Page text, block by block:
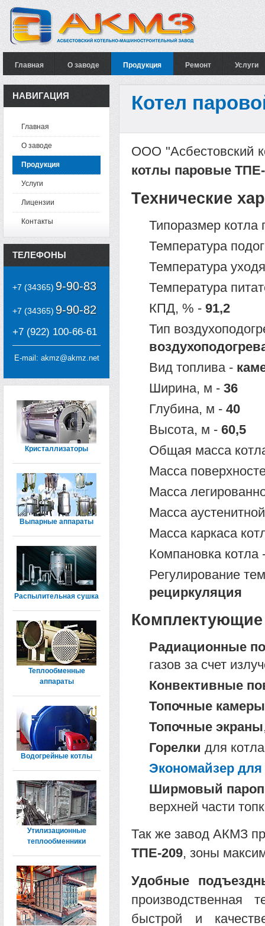
Главная О заводе Продукция Ремонт Услуги
Котел
ООО "Асбестовский
котлы паровые
Технические
Типоразмер
Температура
Температура
Температура
КПД, % - 91,2
Тип
Вид топлива -
Ширина, м - 36
Глубина, м - 40
Высота, м - 60,5
Общая масса
Масса
Масса
Масса
Масса каркаса
Компановка котла
Регулирование
рециркуляция
Комплектующие
Радиационные
газов за счет
Конвективные
Топочные камеры
Топочные экраны
Горелки для котла
Экономайзер для
Ширмовый
верхней части
Так же завод АКМЗ
ТПЕ-209, зоны
Удобные
производственная
быстрой и
НАВИГАЦИЯ
Главная
О заводе
Продукция
Услуги
Лицензии
Контакты
ТЕЛЕФОНЫ
+7 (34365) 9-90-83
+7 (34365) 9-90-82
+7 (922) 100-66-61
E-mail: akmz@akmz.net
Кристаллизаторы
Выпарные аппараты
Распылительная сушка
Теплообменные
аппараты
Водогрейные котлы
Утилизационные
теплообменники